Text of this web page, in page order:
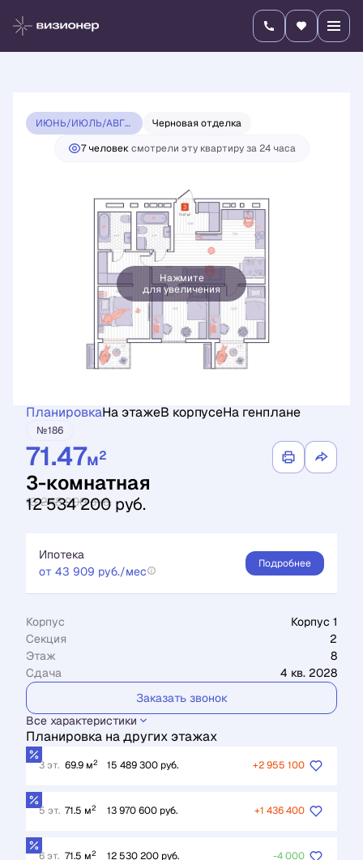
3-комнатная 13 248 900 руб.
12 534 200 руб.
Ипотека от 43 909 руб./мес.
ИЮНЬ/ИЮЛЬ/АВГУСТ 2026 ВИЗИОНЕР
Черновая отделка
7 человексмотрели эту квартиру за 24 часа
Нажмите
для увеличения
ПланировкаНа этажеВ корпусеНа генплане
№186
71.47м2
3-комнатная
13 248 900 руб.
12 534 200 руб.
Ипотека
от 43 909 руб./мес
Подробнее
Корпус
Корпус 1
Секция
2
Этаж
8
Сдача
4 кв. 2028
Заказать звонок
Все характеристики
Планировка на других этажах
3 эт. 69.9 м2 15 489 300 руб. +2 955 100
5 эт. 71.5 м2 13 970 600 руб. +1 436 400
6 эт. 71.5 м2 12 530 200 руб. -4 000